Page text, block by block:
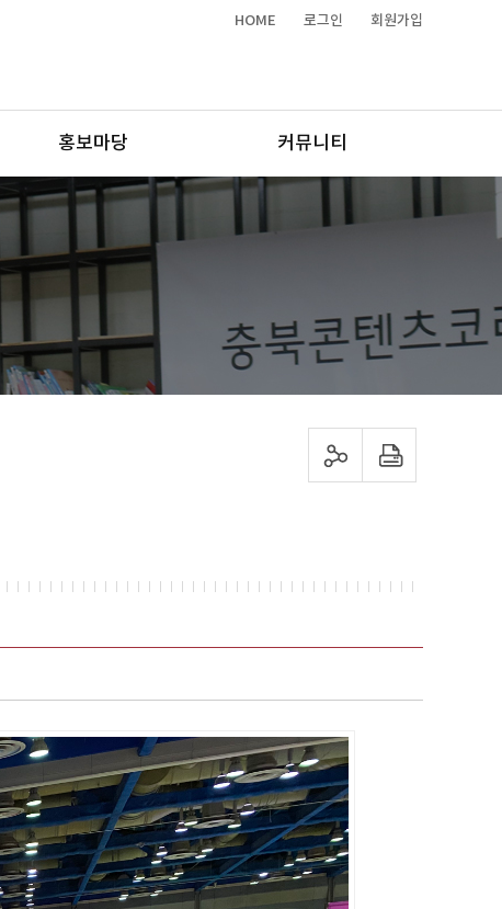
HOME 로그인 회원가입
홍보마당 커뮤니티
sns 공유하기 프린트하기